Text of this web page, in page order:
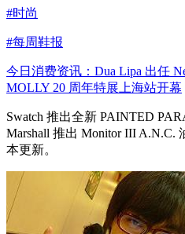
#时尚
#每周鞋报
今日消费资讯：Dua Lipa 出任
MOLLY 20 周年特展上海站开幕
Swatch 推出全新 PAINTED
Marshall 推出 Monitor III A.N.C.
本更新。